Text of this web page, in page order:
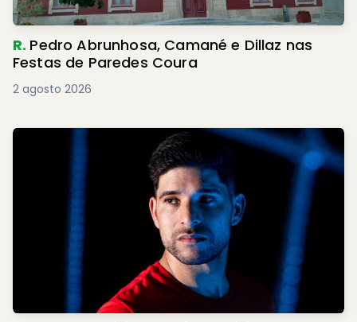
R. Pedro Abrunhosa, Camané e Dillaz nas
Festas de Paredes Coura
2 agosto 2026